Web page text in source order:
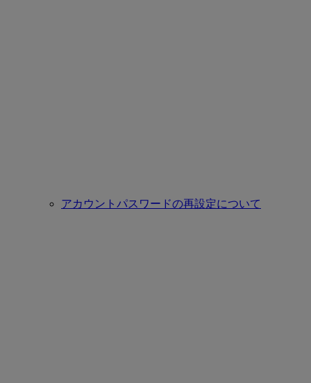
アカウントパスワードの再設定について